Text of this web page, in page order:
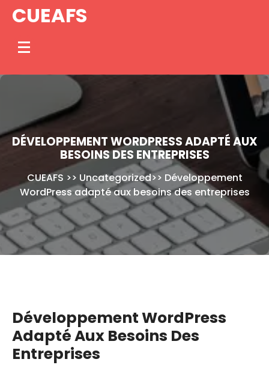
SkipCUEAFS
DÉVELOPPEMENT WORDPRESS ADAPTÉ AUX
BESOINS DES ENTREPRISES
CUEAFS >> Uncategorized>> Développement
WordPress adapté aux besoins des entreprises
Développement WordPress
Adapté Aux Besoins Des
Entreprises